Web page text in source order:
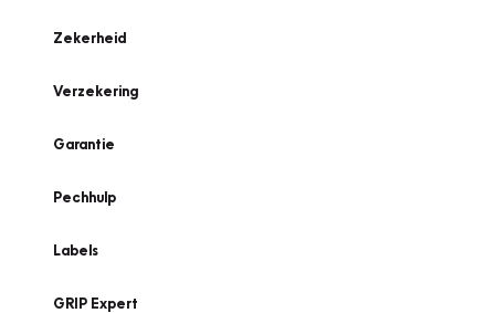
Zekerheid
Verzekering
Garantie
Pechhulp
Labels
GRIP Expert